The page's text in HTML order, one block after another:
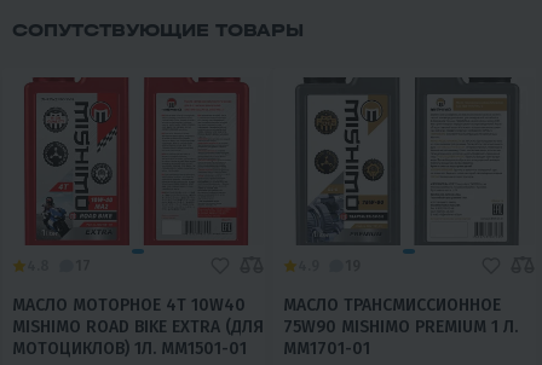
СОПУТСТВУЮЩИЕ ТОВАРЫ
МАСЛО МОТОРНОЕ 4T 10W40
MISHIMO ROAD BIKE EXTRA (ДЛЯ
МОТОЦИКЛОВ) 1Л. MM1501-01
МАСЛО ТРАНСМИССИОННОЕ
75W90 MISHIMO PREMIUM 1 Л.
MM1701-01